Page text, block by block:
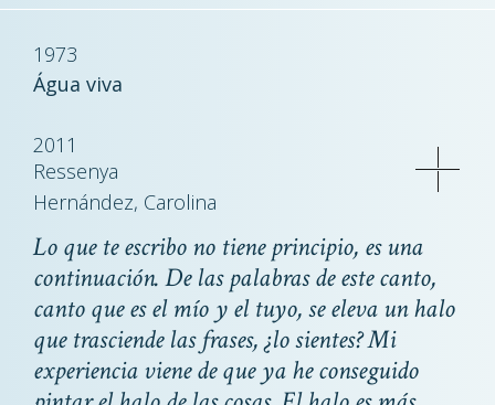
1973
Água viva
2011
Ressenya
Hernández, Carolina
Lo que te escribo no tiene principio, es una
continuación. De las palabras de este canto,
canto que es el mío y el tuyo, se eleva un halo
que trasciende las frases, ¿lo sientes? Mi
experiencia viene de que ya he conseguido